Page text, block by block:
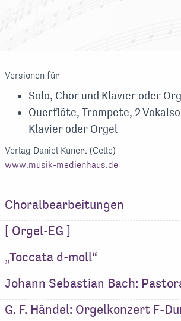
Versionen für
Solo, Chor und Klavier oder
Querflöte, Trompete, 2
Klavier oder Orgel
Verlag Daniel Kunert (Celle)
www.musik-medienhaus.de
Choralbearbeitungen
[ Orgel-EG ]
„Toccata d-moll“
Johann Sebastian Bach:
G. F. Händel: Orgelkonzert F-